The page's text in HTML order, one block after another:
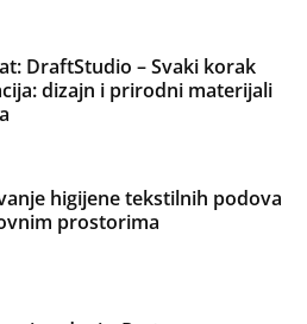
DraftStudio – Svaki korak
dizajn i prirodni materijali
higijene tekstilnih podova
prostorima